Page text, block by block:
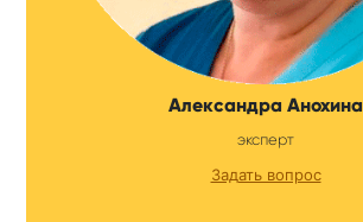
Александра Анохина
эксперт
Задать вопрос